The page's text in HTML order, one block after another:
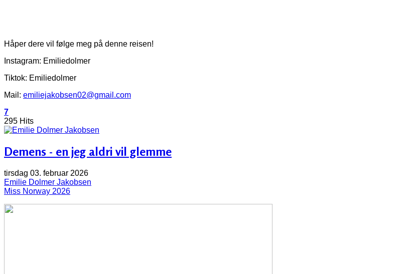
Håper dere vil følge meg på denne reisen!
Instagram: Emiliedolmer
Tiktok: Emiliedolmer
Mail: emiliejakobsen02@gmail.com
7
295 Hits
Demens - en jeg aldri vil glemme
tirsdag 03. februar 2026
Emilie Dolmer Jakobsen
Miss Norway 2026